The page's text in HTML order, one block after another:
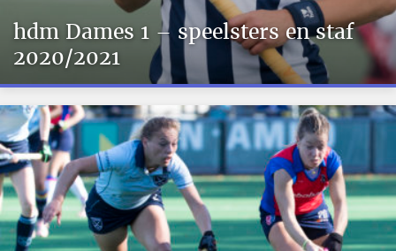
hdm Dames 1 – speelsters en staf
2020/2021